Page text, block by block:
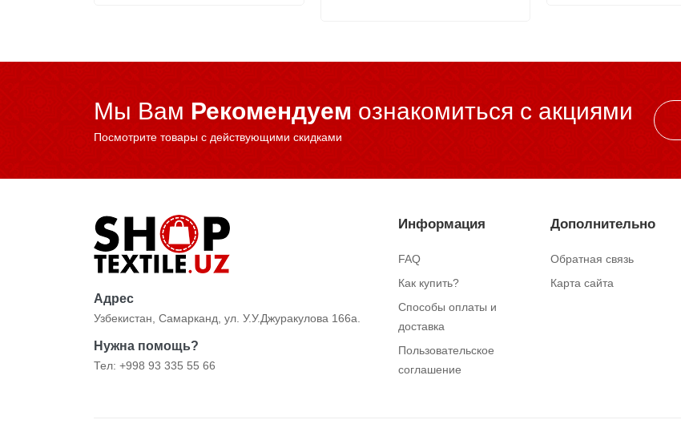
Мы Вам Рекомендуем ознакомиться c акциями
Посмотрите товары с действующими скидками
Адрес
Узбекистан, Самарканд, ул. У.У.Джуракулова 166а.
Нужна помощь?
Тел: +998 93 335 55 66
Информация
FAQ
Как купить?
Способы оплаты и
доставка
Пользовательское
соглашение
Дополнительно
Обратная связь
Карта сайта